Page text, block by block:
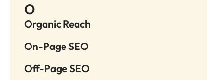
O
Organic Reach
On-Page SEO
Off-Page SEO